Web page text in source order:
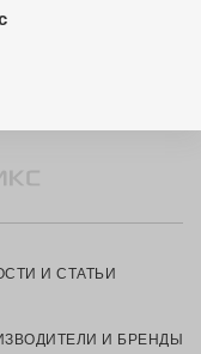
И СТАТЬИ
И БРЕНДЫ